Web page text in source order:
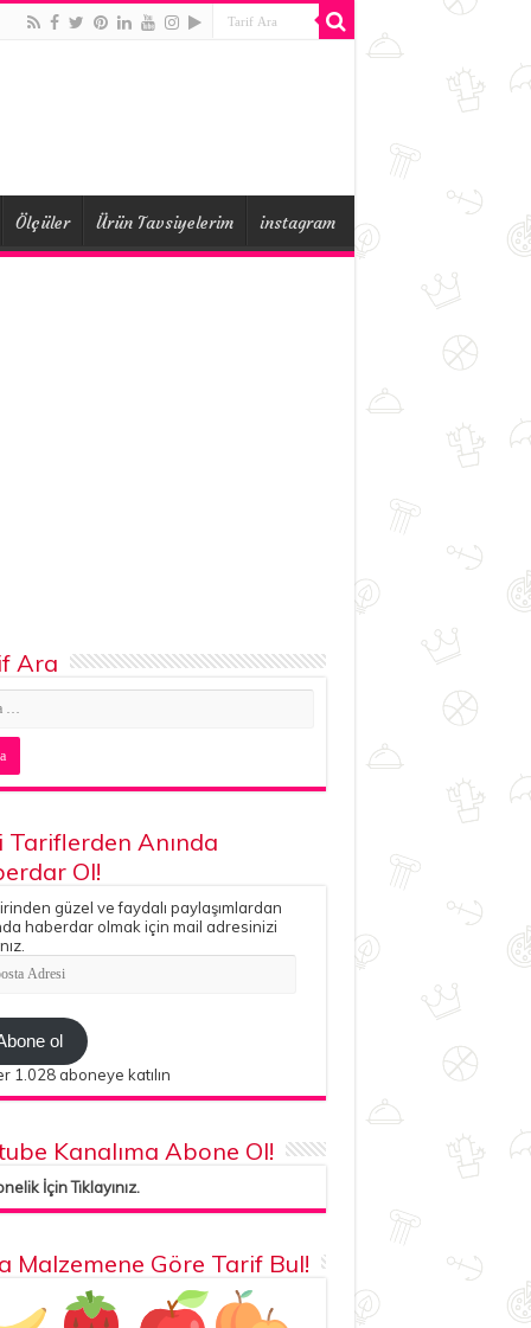
Ölçüler Ürün Tavsiyelerim instagram
Ara
Tariflerden Anında
Ol!
güzel ve faydalı paylaşımlardan
haberdar olmak için mail adresinizi
ol
1.028 aboneye katılın
Kanalıma Abone Ol!
İçin Tıklayınız.
Malzemene Göre Tarif Bul!